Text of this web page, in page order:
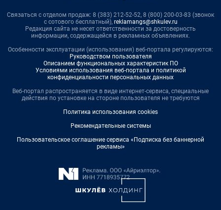
Связаться с отделом продаж: 8 (383) 212-52-52, 8 (800) 200-03-83 (звонок
с сотового бесплатный), reklamangs@shkulev.ru
Редакция сайта не несет ответственности за достоверность
информации, содержащейся в рекламных объявлениях.
Особенности эксплуатации (использования) веб-портала регулируются:
Руководством пользователя
Описанием функциональных характеристик ПО
Условиями использования веб-портала и политикой
конфиденциальности персональных данных
Веб-портал распространяется в виде интернет-сервиса, специальные
действия по установке на стороне пользователя не требуются
Политика использования cookies
Рекомендательные системы
Пользовательское соглашение сервиса «Подписка без баннерной
рекламы»